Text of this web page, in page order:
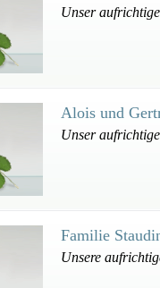
Unser
Alois und
Unser
Familie
Unsere